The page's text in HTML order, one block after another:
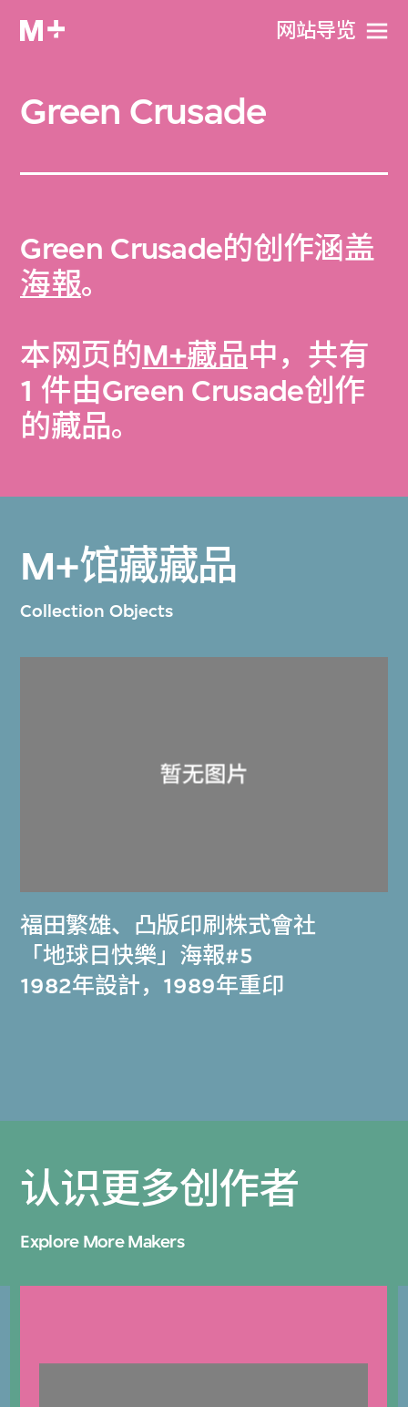
网站导览
Green Crusade
Green Crusade的创作涵盖
海報。
本网页的M+藏品中，共有
1 件由Green Crusade创作
的藏品。
M+馆藏藏品
Collection Objects
福田繁雄、 凸版印刷株式會社
「地球日快樂」海報#5
1982年設計，1989年重印
认识更多创作者
Explore More Makers